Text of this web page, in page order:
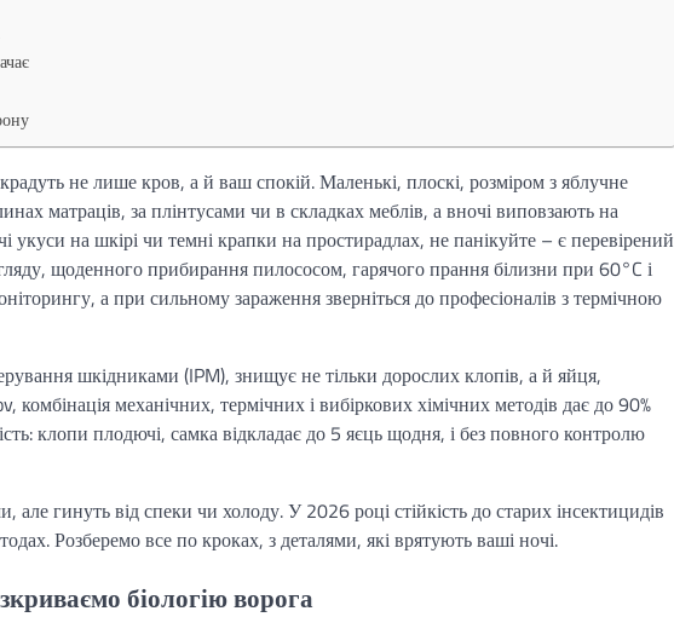
не лише кров, а й ваш спокій. Маленькі, плоскі, розміром з яблучне
матраців, за плінтусами чи в складках меблів, а вночі виповзають на
на шкірі чи темні крапки на простирадлах, не панікуйте – є перевірений
щоденного прибирання пилососом, гарячого прання білизни при 60°C і
а при сильному зараження зверніться до професіоналів з термічною
шкідниками (IPM), знищує не тільки дорослих клопів, а й яйця,
комбінація механічних, термічних і вибіркових хімічних методів дає до 90%
клопи плодючі, самка відкладає до 5 яєць щодня, і без повного контролю
гинуть від спеки чи холоду. У 2026 році стійкість до старих інсектицидів
Розберемо все по кроках, з деталями, які врятують ваші ночі.
біологію ворога